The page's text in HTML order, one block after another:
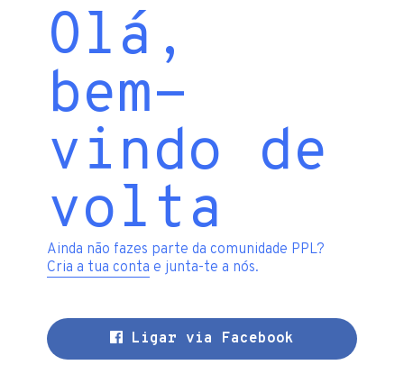
Olá,
bem-
vindo de
volta
Ainda não fazes parte da comunidade PPL?
Cria a tua conta e junta-te a nós.
Ligar via Facebook